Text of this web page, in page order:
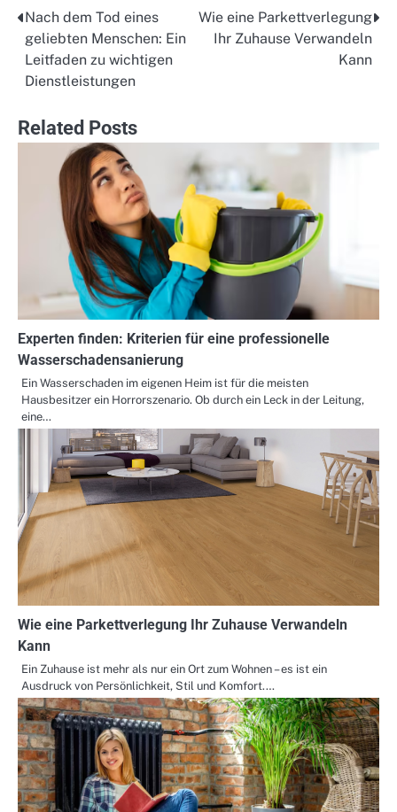
Post
navigation
Nach dem Tod eines
geliebten Menschen: Ein
Leitfaden zu wichtigen
Dienstleistungen
Wie eine Parkettverlegung
Ihr Zuhause Verwandeln
Kann
Related Posts
Experten finden: Kriterien für eine professionelle
Wasserschadensanierung
Ein Wasserschaden im eigenen Heim ist für die meisten
Hausbesitzer ein Horrorszenario. Ob durch ein Leck in der Leitung,
eine…
Wie eine Parkettverlegung Ihr Zuhause Verwandeln
Kann
Ein Zuhause ist mehr als nur ein Ort zum Wohnen – es ist ein
Ausdruck von Persönlichkeit, Stil und Komfort.…